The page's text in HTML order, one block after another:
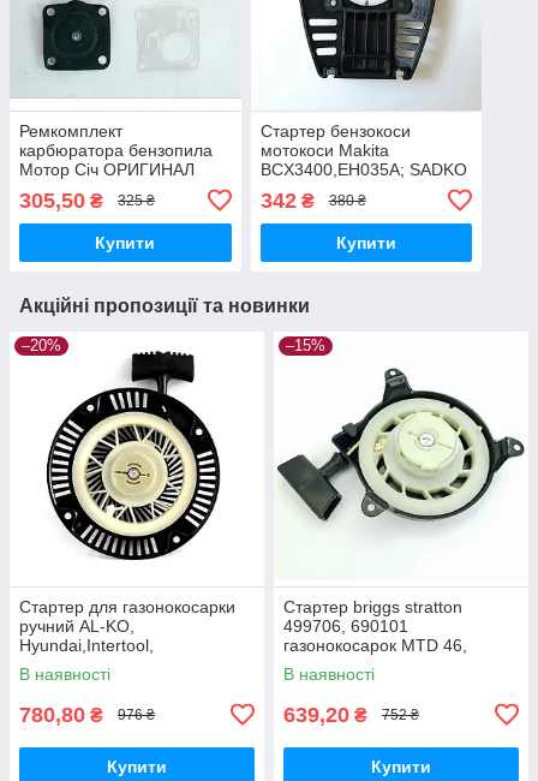
Ремкомплект
карбюратора бензопила
Мотор Січ ОРИГИНАЛ
305,50 ₴ 325 ₴
Купити
Стартер бензокоси
мотокоси Makita
BCX3400,EH035A; SADKO
342₴ 380 ₴
Купити
Акційні пропозиції та новинки
–20%
Стартер для газонокосарки
ручний AL-KO,
Hyundai,Intertool,
NAC,VITALS, ПріТОН,Iron
Angel,Einhell
В наявності
780,80 ₴ 976 ₴
Купити
–15%
Стартер briggs stratton
499706, 690101
газонокосарок MTD 46,
Viking, ALKO
В наявності
639,20 ₴ 752 ₴
Купити